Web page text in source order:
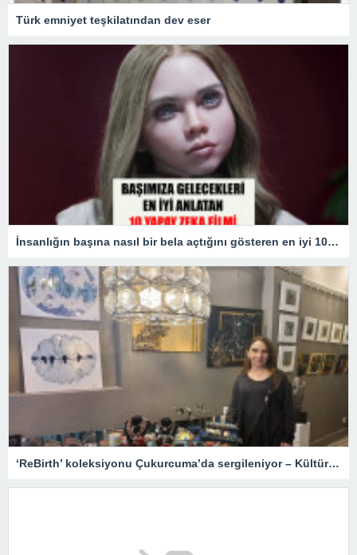
Türk emniyet teşkilatından dev eser
İnsanlığın başına nasıl bir bela açtığını gösteren en iyi 10 yapay zekâ filmi!
‘ReBirth’ koleksiyonu Çukurcuma’da sergileniyor – Kültür Sanat & Sinema